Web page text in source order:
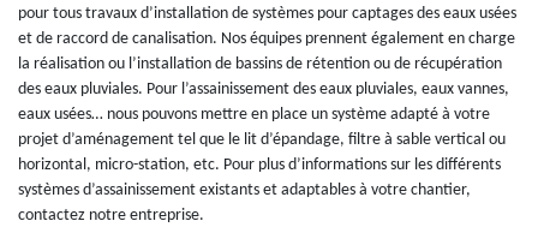
pour tous travaux d’installation de systèmes pour captages des eaux usées
et de raccord de canalisation. Nos équipes prennent également en charge
la réalisation ou l’installation de bassins de rétention ou de récupération
des eaux pluviales. Pour l’assainissement des eaux pluviales, eaux vannes,
eaux usées… nous pouvons mettre en place un système adapté à votre
projet d’aménagement tel que le lit d’épandage, filtre à sable vertical ou
horizontal, micro-station, etc. Pour plus d’informations sur les différents
systèmes d’assainissement existants et adaptables à votre chantier,
contactez notre entreprise.